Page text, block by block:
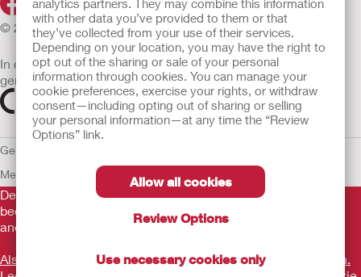
analytics partners. They may combine this information
with other data you’ve provided to them or that
they’ve collected from your use of their services.
Depending on your location, you may have the right to
opt out of the sharing or sale of your personal
information through cookies. You can manage your
cookie preferences, exercise your rights, or withdraw
consent—including opting out of sharing or selling
your personal information—at any time the “Review
Options” link.
Allow all cookies
Review Options
Use necessary cookies only
© 2026 Hollister Incorporated
In de EU verkochte medische hulpmiddelen dienen
gemarkeerd te zijn met een van de volgende symbolen
Gebruiksvoorwaarden
Mededeling aan Klokkenluiders
De verstrekte informatie is geen medisch advies en is niet
bedoeld als vervanging voor het advies van uw eigen arts of
andere zorgverlener.
Als u een medische noodsituatie ervaart, schakel een arts in.